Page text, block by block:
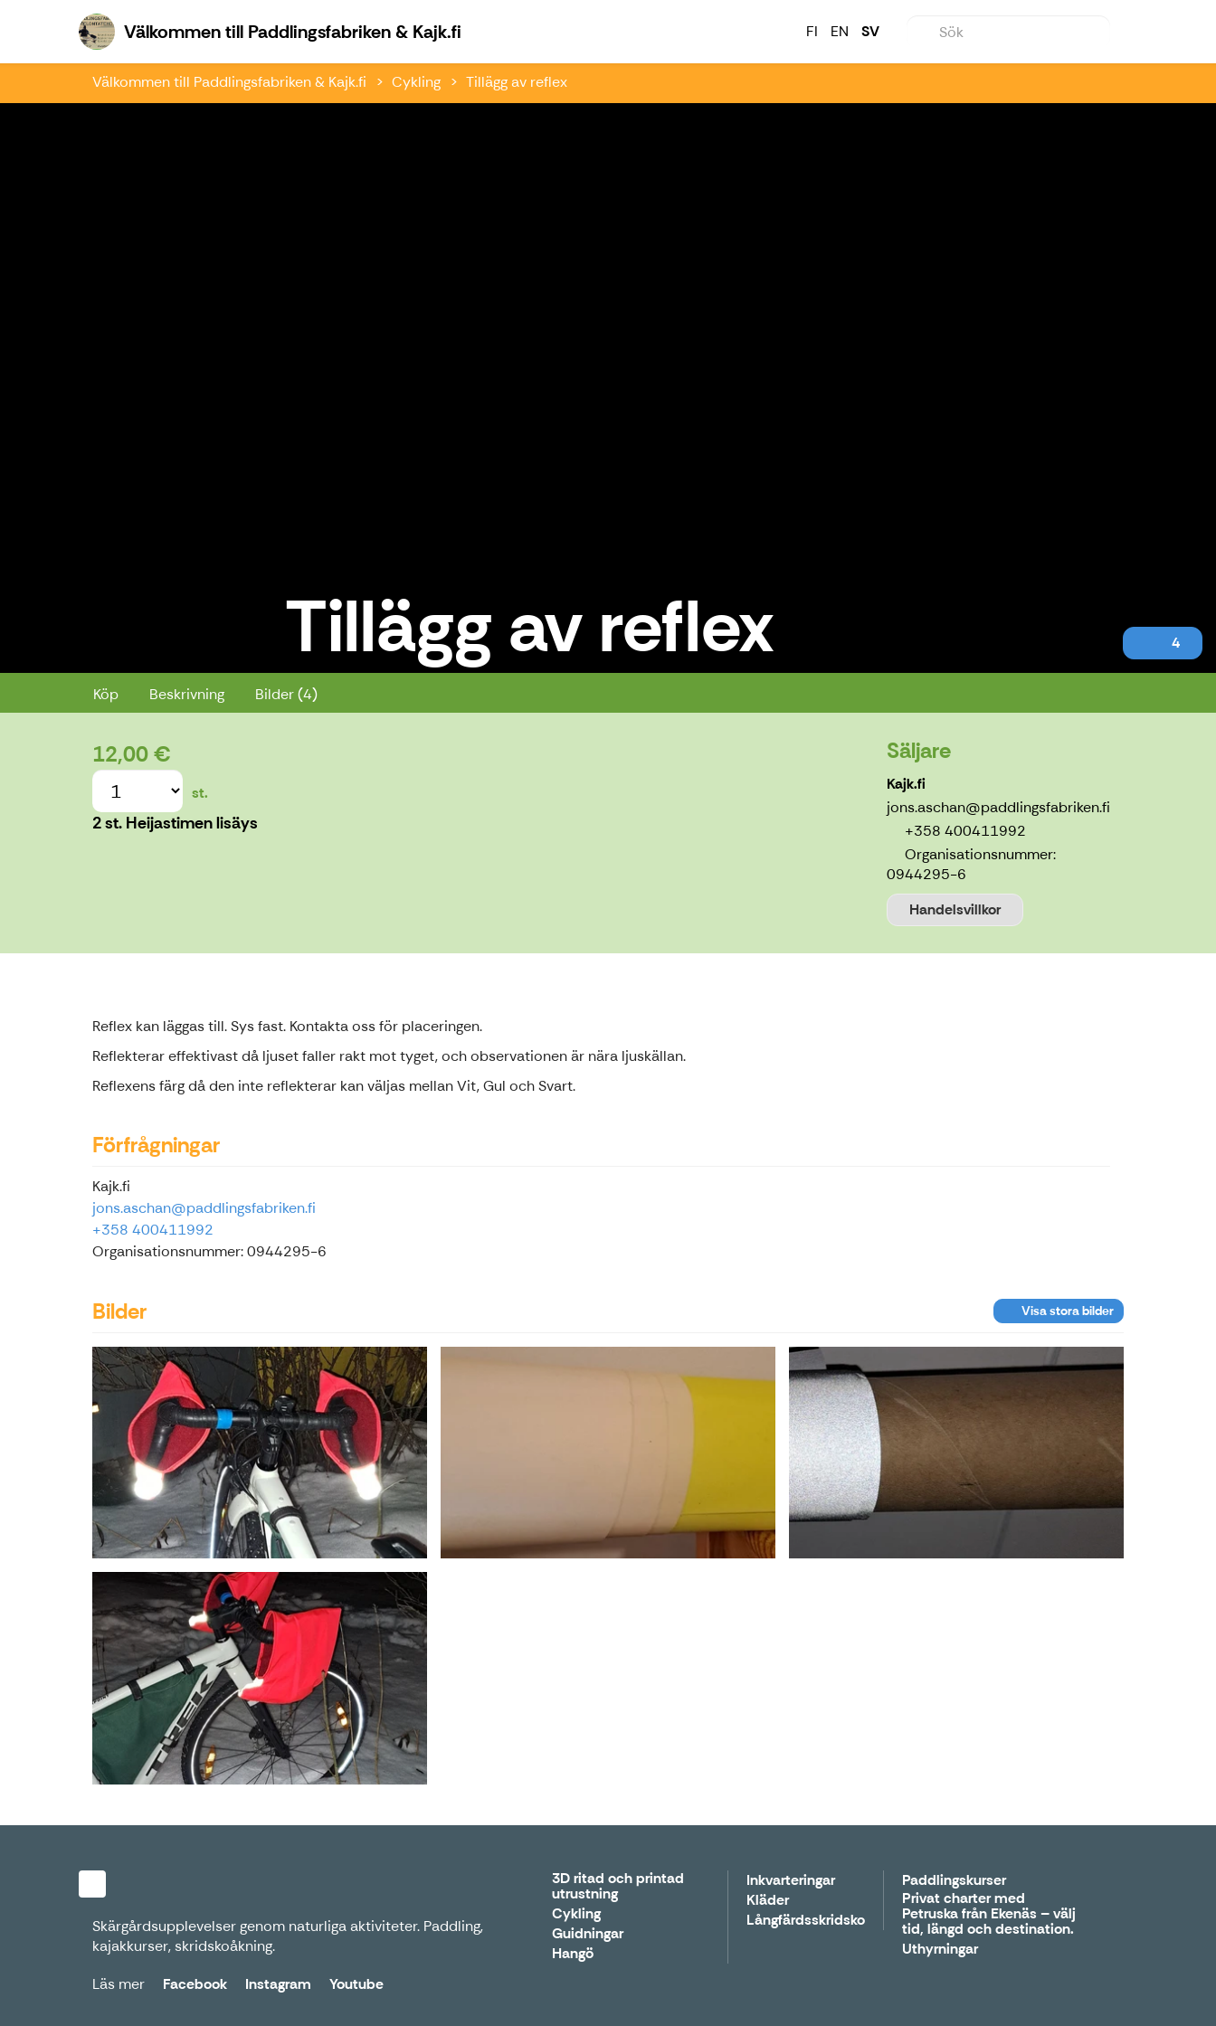
Välkommen till Paddlingsfabriken & Kajk.fi FI EN SV
Välkommen till Paddlingsfabriken & Kajk.fi Cykling Tillägg av reflex
Tillägg av reflex 4
Köp Beskrivning Bilder (4)
12,00 €
st.
2 st. Heijastimen lisäys
Säljare
Kajk.fi
jons.aschan@paddlingsfabriken.fi
+358 400411992
Organisationsnummer:
0944295-6
Handelsvillkor
Reflex kan läggas till. Sys fast. Kontakta oss för placeringen.
Reflekterar effektivast då ljuset faller rakt mot tyget, och observationen är nära ljuskällan.
Reflexens färg då den inte reflekterar kan väljas mellan Vit, Gul och Svart.
Förfrågningar
Kajk.fi
jons.aschan@paddlingsfabriken.fi
+358 400411992
Organisationsnummer: 0944295-6
Bilder Visa stora bilder
Skärgårdsupplevelser genom naturliga aktiviteter. Paddling,
kajakkurser, skridskoåkning.
Läs mer
Facebook Instagram Youtube
3D ritad och printad
utrustning
Cykling
Guidningar
Hangö
Inkvarteringar
Kläder
Långfärdsskridsko
Paddlingskurser
Privat charter med
Petruska från Ekenäs – välj
tid, längd och destination.
Uthyrningar